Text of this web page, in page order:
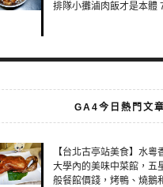
排隊小攤滷肉飯才是本體
GA4今日熱門文章
【台北古亭站美食】水
大學內的美味中菜館，五
般餐館價錢，烤鴨、燒鵝